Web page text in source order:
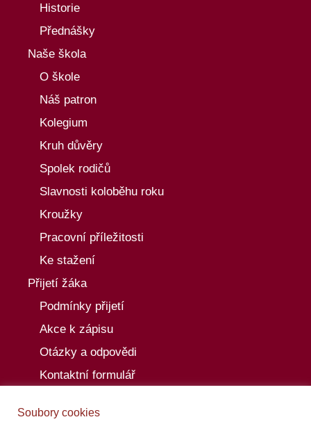
Historie
Přednášky
Naše škola
O škole
Náš patron
Kolegium
Kruh důvěry
Spolek rodičů
Slavnosti koloběhu roku
Kroužky
Pracovní příležitosti
Ke stažení
Přijetí žáka
Podmínky přijetí
Akce k zápisu
Otázky a odpovědi
Kontaktní formulář
Akce
Soubory cookies